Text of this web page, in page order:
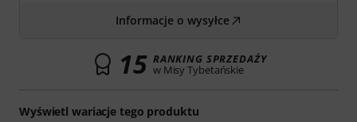
Wyświetl wariacje tego produktu
Informacje o wysyłce
15 RANKING SPRZEDAŻY
w Misy Tybetańskie